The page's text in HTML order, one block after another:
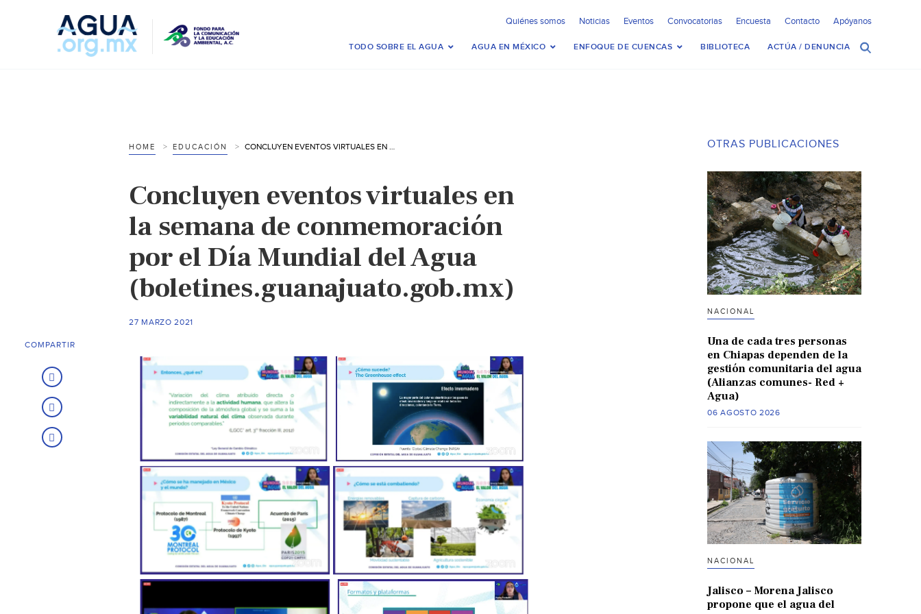
Quiénes somos Noticias Eventos Convocatorias Encuesta Contacto Apóyanos
TODO SOBRE EL AGUA AGUA EN MÉXICO ENFOQUE DE CUENCAS BIBLIOTECA ACTÚA / DENUNCIA
HOME EDUCACIÓN CONCLUYEN EVENTOS VIRTUALES EN LA SEMANA DE CONMEMORACIÓN POR EL DÍA MUNDIAL DEL AGUA (BOLETINES.GUANAJUATO.GOB.MX)
Concluyen eventos virtuales en
la semana de conmemoración
por el Día Mundial del Agua
(boletines.guanajuato.gob.mx)
27 MARZO 2021
COMPARTIR
OTRAS PUBLICACIONES
NACIONAL
Una de cada tres personas
en Chiapas dependen de la
gestión comunitaria del agua
(Alianzas comunes- Red +
Agua)
06 AGOSTO 2026
NACIONAL
Jalisco – Morena Jalisco
propone que el agua del